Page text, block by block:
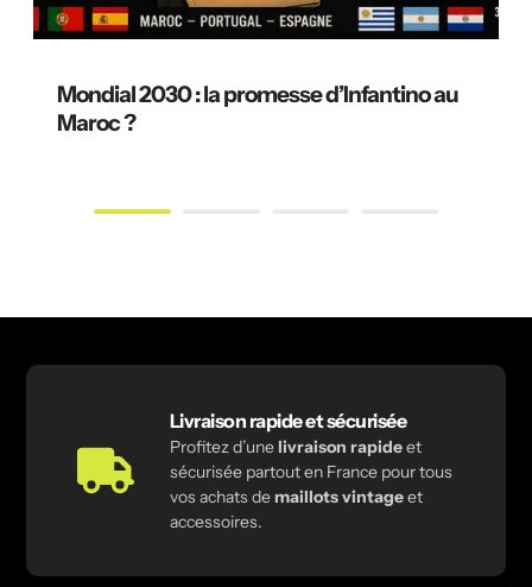
Mondial 2030 : la promesse d’Infantino au
Maroc ?
Livraison rapide et sécurisée
Profitez d’unelivraison rapideet
sécurisée partout en France pour tous
vos achats demaillots vintageet
accessoires.